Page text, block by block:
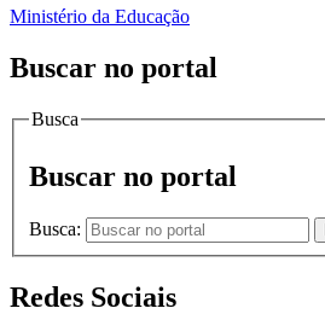
Ministério da Educação
Buscar no portal
Busca
Buscar no portal
Busca:
Redes Sociais